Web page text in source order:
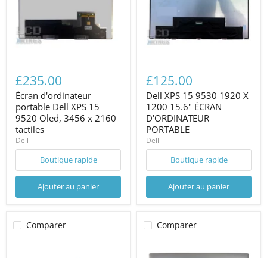
£235.00
Écran d'ordinateur
portable Dell XPS 15
9520 Oled, 3456 x 2160
tactiles
Dell
Boutique rapide
Ajouter au panier
£125.00
Dell XPS 15 9530 1920 X
1200 15.6" ÉCRAN
D'ORDINATEUR
PORTABLE
Dell
Boutique rapide
Ajouter au panier
Comparer Comparer